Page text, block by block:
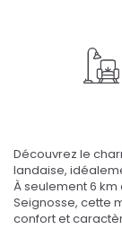
Découvrez le
landaise,
À seulement 6
Seignosse, cette
confort et